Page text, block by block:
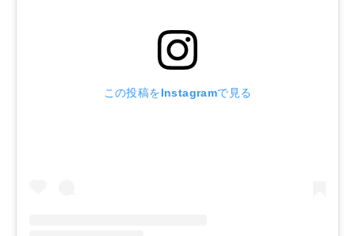
この投稿をInstagramで見る